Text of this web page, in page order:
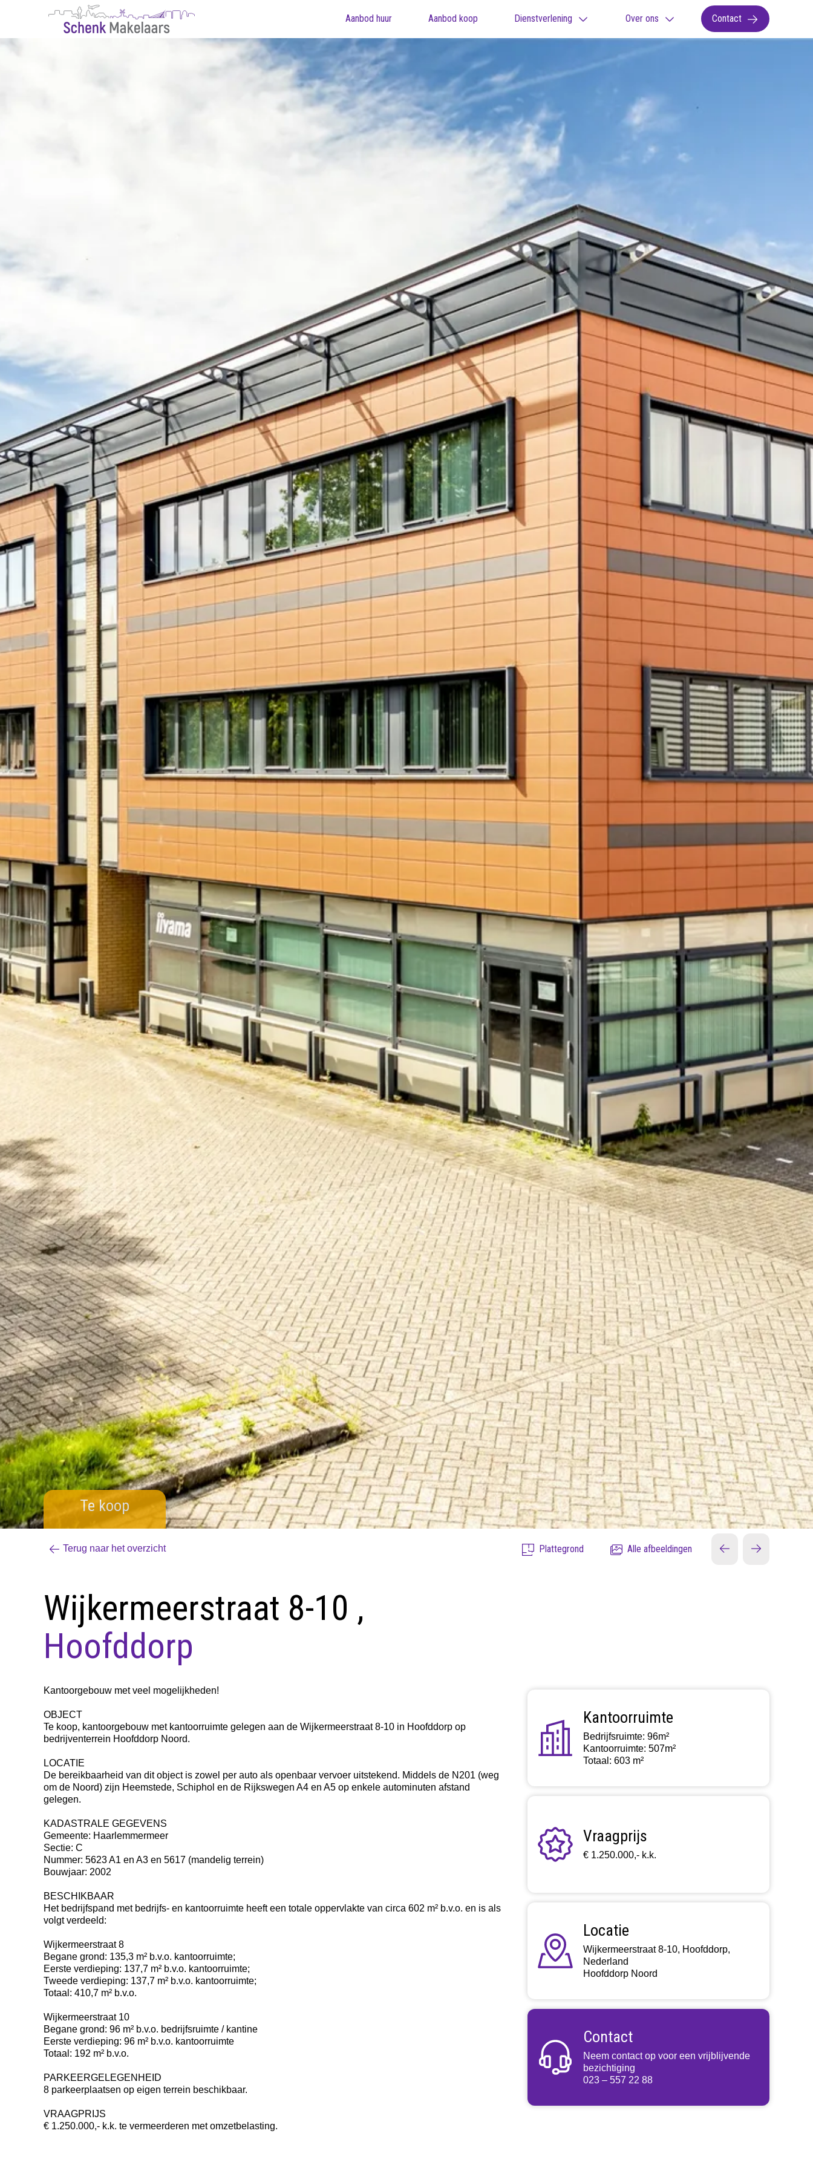
Aanbod huur Aanbod koop Dienstverlening Over ons Contact
Te koop
Terug naar het overzicht Plattegrond Alle afbeeldingen
Wijkermeerstraat 8-10 ,
Hoofddorp
Kantoorgebouw met veel mogelijkheden!
OBJECT
Te koop, kantoorgebouw met kantoorruimte gelegen aan de Wijkermeerstraat 8-10 in Hoofddorp op
bedrijventerrein Hoofddorp Noord.
LOCATIE
De bereikbaarheid van dit object is zowel per auto als openbaar vervoer uitstekend. Middels de N201 (weg
om de Noord) zijn Heemstede, Schiphol en de Rijkswegen A4 en A5 op enkele autominuten afstand
gelegen.
KADASTRALE GEGEVENS
Gemeente: Haarlemmermeer
Sectie: C
Nummer: 5623 A1 en A3 en 5617 (mandelig terrein)
Bouwjaar: 2002
BESCHIKBAAR
Het bedrijfspand met bedrijfs- en kantoorruimte heeft een totale oppervlakte van circa 602 m² b.v.o. en is als
volgt verdeeld:
Wijkermeerstraat 8
Begane grond: 135,3 m² b.v.o. kantoorruimte;
Eerste verdieping: 137,7 m² b.v.o. kantoorruimte;
Tweede verdieping: 137,7 m² b.v.o. kantoorruimte;
Totaal: 410,7 m² b.v.o.
Wijkermeerstraat 10
Begane grond: 96 m² b.v.o. bedrijfsruimte / kantine
Eerste verdieping: 96 m² b.v.o. kantoorruimte
Totaal: 192 m² b.v.o.
PARKEERGELEGENHEID
8 parkeerplaatsen op eigen terrein beschikbaar.
VRAAGPRIJS
€ 1.250.000,- k.k. te vermeerderen met omzetbelasting.
Kantoorruimte
Bedrijfsruimte: 96m²
Kantoorruimte: 507m²
Totaal: 603 m²
Vraagprijs
€ 1.250.000,- k.k.
Locatie
Wijkermeerstraat 8-10, Hoofddorp,
Nederland
Hoofddorp Noord
Contact
Neem contact op voor een vrijblijvende
bezichtiging
023 – 557 22 88